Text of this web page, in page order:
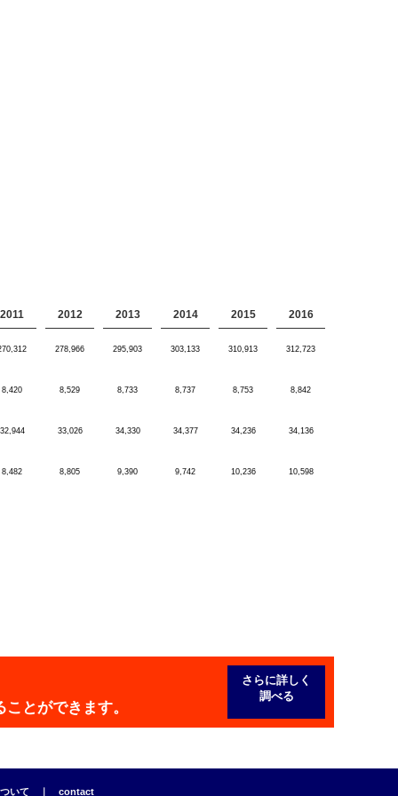
2011 2012 2013 2014 2015 2016
278,966 295,903 303,133 310,913 312,723
8,420 8,529 8,733 8,737 8,753 8,842
32,944 33,026 34,330 34,377 34,236 34,136
8,482 8,805 9,390 9,742 10,236 10,598
とができます。
さらに詳しく
調べる
いて ｜ contact